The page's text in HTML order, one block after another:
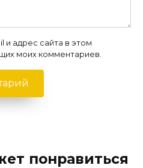
и адрес сайта в этом
моих комментариев.
понравиться